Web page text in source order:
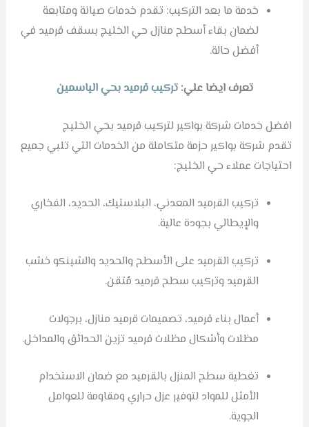
خدمة ما بعد التركيب: تقدم خدمات صيانة ومتابعة
لضمان بقاء أسطح منازل حي الخليج بسقف قرميد في
أفضل حالة.
تعرف ايضا علي:تركيب قرميد بحي الياسمين
افضل خدمات شركة بواكير لتركيب قرميد بحي الخليج
تقدم شركة بواكير حزمة متكاملة من الخدمات التي تلبي جميع
احتياجات عملاء حي الخليج:
تركيب القرميد المعدني، البلاستيك، الحديد، الفخاري
والإيطالي بجودة عالية.
تركيب القرميد على الأسطح والحديد والشينكو خشب
القرميد وتركيب سطح قرميد مُتقن.
أعمال بناء قرميد، تصميمات قرميد منازل، برجولات
مظلات وأشكال مظلات قرميد تزين الحدائق والمداخل.
تغطية سطح المنزل بالقرميد مع ضمان الاستخدام
الأمثل للمواد لتوفير عزل حراري ومقاومة للعوامل
الجوية.